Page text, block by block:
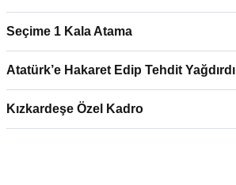
Seçime 1 Kala Atama
Atatürk’e Hakaret Edip Tehdit Yağdırdı
Kızkardeşe Özel Kadro